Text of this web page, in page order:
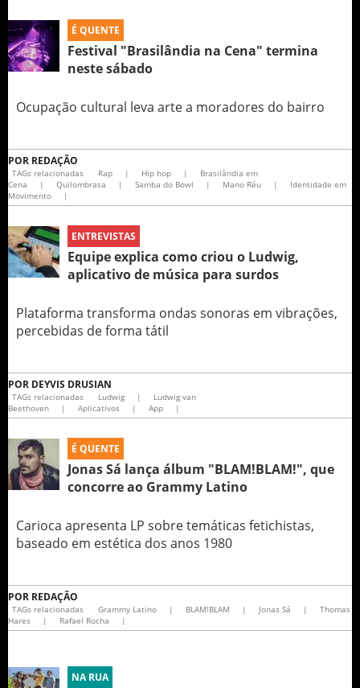
É QUENTE
Festival "Brasilândia na Cena" termina
neste sábado
Ocupação cultural leva arte a moradores do bairro
POR REDAÇÃO
TAGs relacionadas Rap | Hip hop |
Brasilândia em
Cena
| Quilombrasa | Samba do Bowl | Mano Réu |
Identidade em
Movimento
|
ENTREVISTAS
Equipe explica como criou o Ludwig‏,
aplicativo de música para surdos
Plataforma transforma ondas sonoras em vibrações,
percebidas de forma tátil
POR DEYVIS DRUSIAN
TAGs relacionadas Ludwig |
Ludwig van
Beethoven
| Aplicativos | App |
É QUENTE
Jonas Sá lança álbum "BLAM!BLAM!", que
concorre ao Grammy Latino
Carioca apresenta LP sobre temáticas fetichistas,
baseado em estética dos anos 1980
POR REDAÇÃO
TAGs relacionadas Grammy Latino | BLAM!BLAM | Jonas Sá |
Thomas
Hares
| Rafael Rocha |
NA RUA